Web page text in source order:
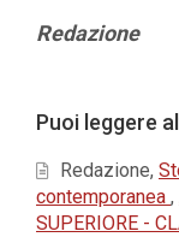
Contenuto
Redazione
Puoi leggere
Redazione,
contemporanea ,
SUPERIORE -